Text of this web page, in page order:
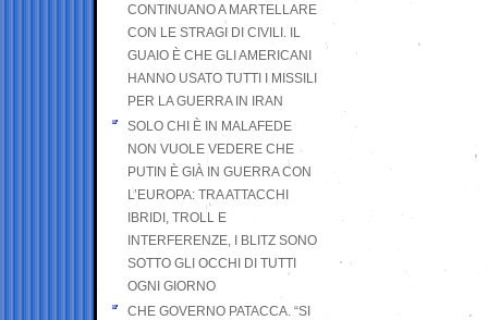
CONTINUANO A MARTELLARE
CON LE STRAGI DI CIVILI. IL
GUAIO È CHE GLI AMERICANI
HANNO USATO TUTTI I MISSILI
PER LA GUERRA IN IRAN
SOLO CHI È IN MALAFEDE
NON VUOLE VEDERE CHE
PUTIN È GIÀ IN GUERRA CON
L’EUROPA: TRA ATTACCHI
IBRIDI, TROLL E
INTERFERENZE, I BLITZ SONO
SOTTO GLI OCCHI DI TUTTI
OGNI GIORNO
CHE GOVERNO PATACCA. “SI